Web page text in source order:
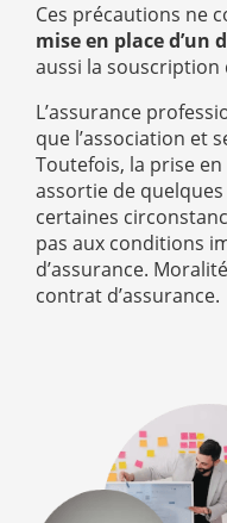
Ces précautions ne
mise en place d’un
aussi la souscription
L’assurance
que l’association et
Toutefois, la prise
assortie de
certaines
pas aux conditions
d’assurance.
contrat d’assurance.